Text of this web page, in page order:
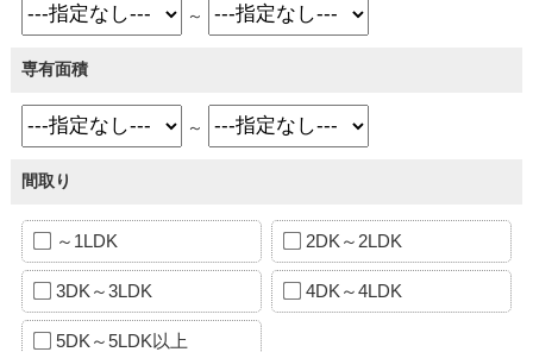
～
専有面積
～
間取り
～1LDK 2DK～2LDK
3DK～3LDK 4DK～4LDK
5DK～5LDK以上